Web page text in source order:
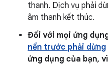
thanh. Dịch vụ phải
âm thanh kết thúc.
Đối với mọi ứng
nền trước phải dừng
ứng dụng của bạn,